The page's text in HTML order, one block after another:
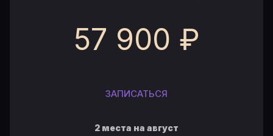
57 900 ₽
ЗАПИСАТЬСЯ
2 места на август